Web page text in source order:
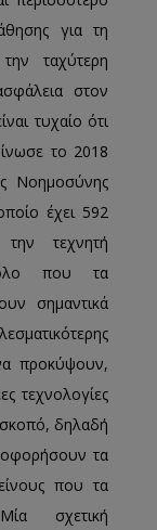
για τη
ταχύτερη
στον
τυχαίο ότι
το 2018
Νοημοσύνης
έχει 592
τεχνητή
που τα
σημαντικά
προκύψουν,
τεχνολογίες
δηλαδή
τα
που τα
σχετική